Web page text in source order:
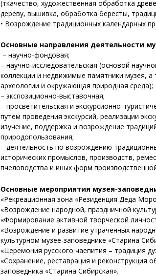
(ткачество, художественная обработка
дереву, вышивка, обработка бересты,
• Возрождение традиционных календарных
Основные направления деятельности
– научно-фондовая;
– научно-исследовательская (основой
коллекции и недвижимые памятники музея,
археологии и окружающая природная среда);
– экспозиционно-выставочная;
– просветительская и экскурсионно-
путем проведения экскурсий, реализации
изучение, поддержка и возрождение
природопользования;
– деятельность по возрождению
исторических промыслов, производств,
пчеловодства и иных форм
Основные мероприятия музея-
«Рекреационная зона «Резиденция Деда
«Возрождение народной, праздничной
«Формирование активной творческой
«Возрождение и развитие утраченных
культурном музее-заповеднике «Старина
«Церемония русского чаепития – традиция
«Сохранение, реставрация и реконструкция
заповедника «Старина Сибирская».